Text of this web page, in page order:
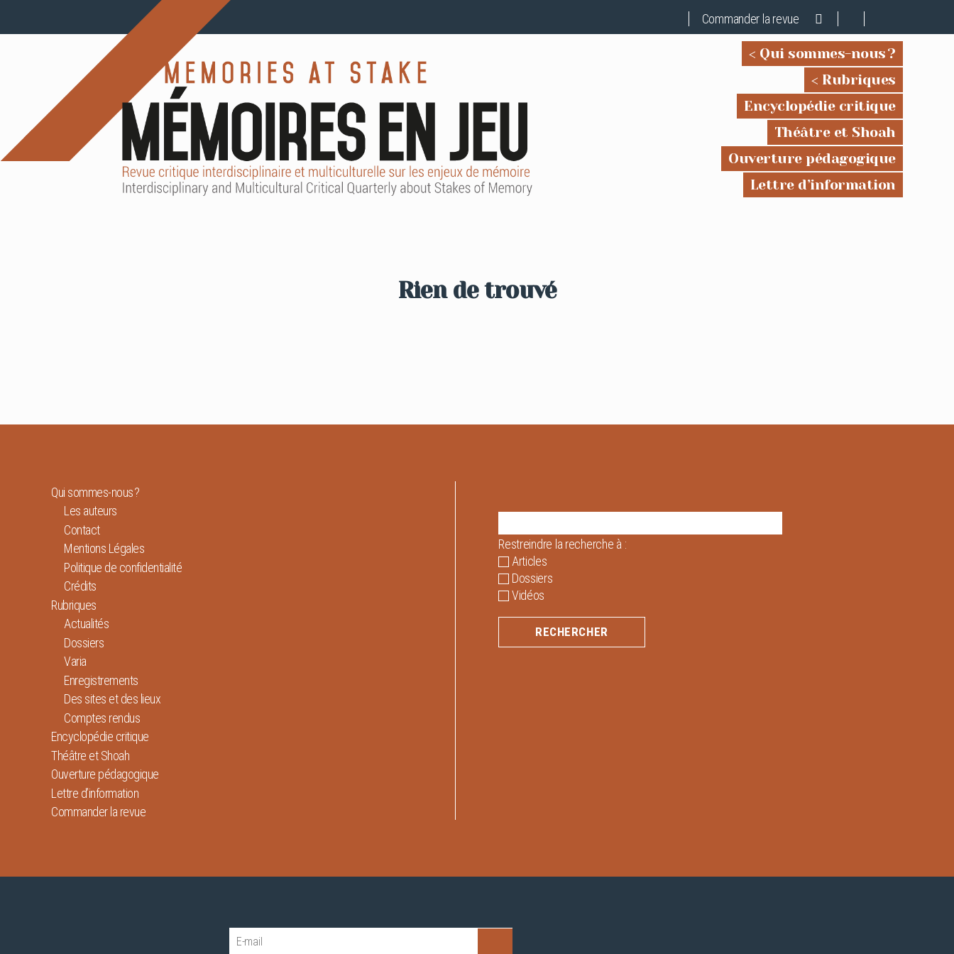
Commander la revue
Qui sommes-nous ?
Rubriques
Encyclopédie critique
Théâtre et Shoah
Ouverture pédagogique
Lettre d’information
Rien de trouvé
Qui sommes-nous ?
Les auteurs
Contact
Mentions Légales
Politique de confidentialité
Crédits
Rubriques
Actualités
Dossiers
Varia
Enregistrements
Des sites et des lieux
Comptes rendus
Encyclopédie critique
Théâtre et Shoah
Ouverture pédagogique
Lettre d’information
Commander la revue
Restreindre la recherche à :
Articles
Dossiers
Vidéos